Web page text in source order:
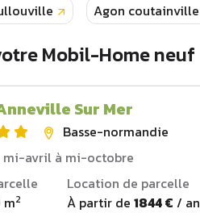
Agon coutainville
Mobil-Home neuf
Sur Mer
Basse-normandie
mi-avril à mi-octobre
m2
Location de parcelle
À partir de 1844 € / an